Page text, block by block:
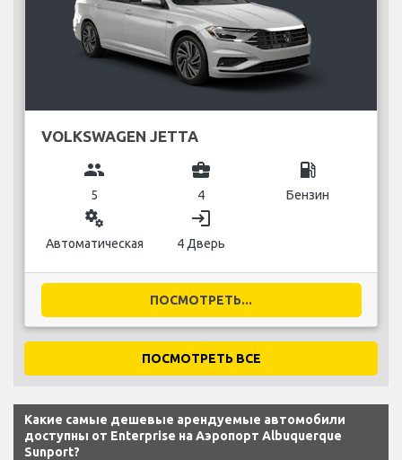
VOLKSWAGEN JETTA
group
5
business_center
4
local_gas_station
Бензин
miscellaneous_services
Автоматическая
login
4 Дверь
ПОСМОТРЕТЬ...
ПОСМОТРЕТЬ ВСЕ
Какие самые дешевые арендуемые автомобили
доступны от Enterprise на Аэропорт Albuquerque
Sunport?